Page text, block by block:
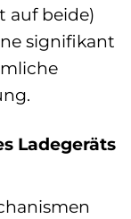
auf beide)
signifikant
Ladegeräts